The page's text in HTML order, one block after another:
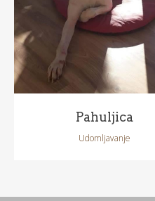
Pahuljica
Udomljavanje